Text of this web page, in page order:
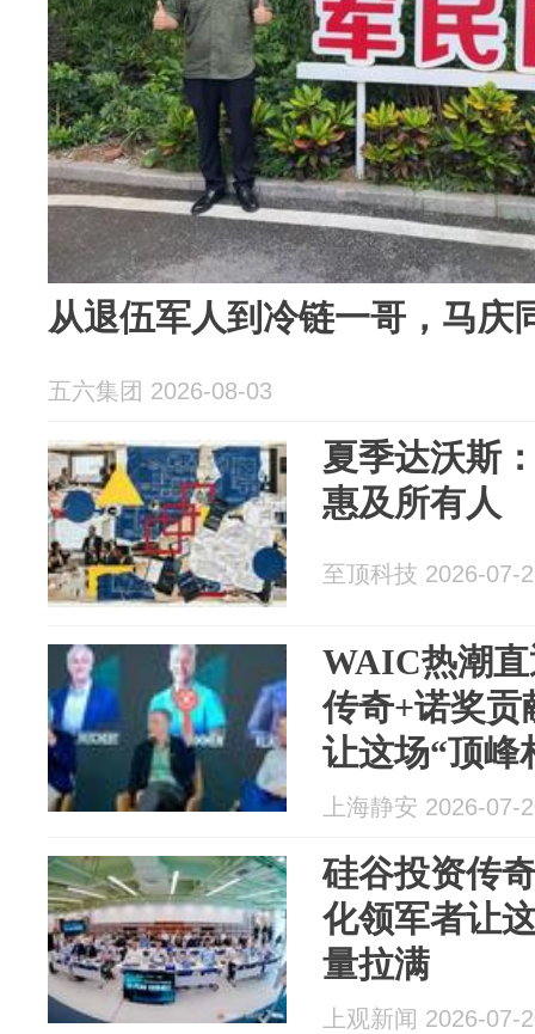
从退伍军人到冷链一哥，马庆
五六集团 2026-08-03
夏季达沃斯
惠及所有人
至顶科技 2026-07-
WAIC热潮
传奇+诺奖贡
让这场“顶峰
上海静安 2026-07-
硅谷投资传
化领军者让
量拉满
上观新闻 2026-07-